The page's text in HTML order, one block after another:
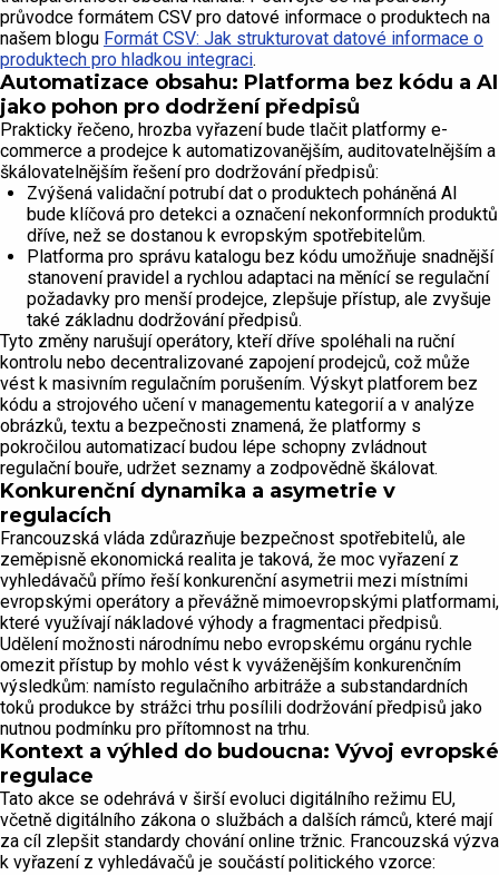
průvodce formátem CSV pro datové informace o produktech na
našem blogu Formát CSV: Jak strukturovat datové informace o
produktech pro hladkou integraci.
Automatizace obsahu: Platforma bez kódu a AI
jako pohon pro dodržení předpisů
Prakticky řečeno, hrozba vyřazení bude tlačit platformy e-
commerce a prodejce k automatizovanějším, auditovatelnějším a
škálovatelnějším řešení pro dodržování předpisů:
Zvýšená validační potrubí dat o produktech poháněná AI
bude klíčová pro detekci a označení nekonformních produktů
dříve, než se dostanou k evropským spotřebitelům.
Platforma pro správu katalogu bez kódu umožňuje snadnější
stanovení pravidel a rychlou adaptaci na měnící se regulační
požadavky pro menší prodejce, zlepšuje přístup, ale zvyšuje
také základnu dodržování předpisů.
Tyto změny narušují operátory, kteří dříve spoléhali na ruční
kontrolu nebo decentralizované zapojení prodejců, což může
vést k masivním regulačním porušením. Výskyt platforem bez
kódu a strojového učení v managementu kategorií a v analýze
obrázků, textu a bezpečnosti znamená, že platformy s
pokročilou automatizací budou lépe schopny zvládnout
regulační bouře, udržet seznamy a zodpovědně škálovat.
Konkurenční dynamika a asymetrie v
regulacích
Francouzská vláda zdůrazňuje bezpečnost spotřebitelů, ale
zeměpisně ekonomická realita je taková, že moc vyřazení z
vyhledávačů přímo řeší konkurenční asymetrii mezi místními
evropskými operátory a převážně mimoevropskými platformami,
které využívají nákladové výhody a fragmentaci předpisů.
Udělení možnosti národnímu nebo evropskému orgánu rychle
omezit přístup by mohlo vést k vyváženějším konkurenčním
výsledkům: namísto regulačního arbitráže a substandardních
toků produkce by strážci trhu posílili dodržování předpisů jako
nutnou podmínku pro přítomnost na trhu.
Kontext a výhled do budoucna: Vývoj evropské
regulace
Tato akce se odehrává v širší evoluci digitálního režimu EU,
včetně digitálního zákona o službách a dalších rámců, které mají
za cíl zlepšit standardy chování online tržnic. Francouzská výzva
k vyřazení z vyhledávačů je součástí politického vzorce: